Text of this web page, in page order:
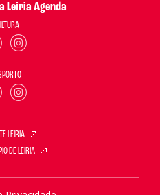
Leiria Agenda
LEIRIA
DE LEIRIA